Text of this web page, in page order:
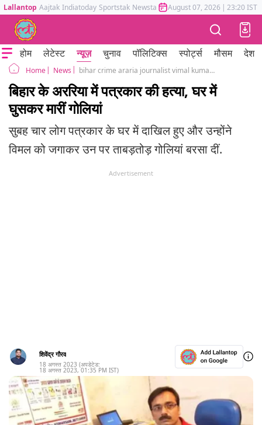
Lallantop Aajtak Indiatoday Sportstak Newstak Mumbai Tak Astrotak
August 07, 2026 | 23:20 IST
होम लेटेस्ट न्यूज़ चुनाव पॉलिटिक्स स्पोर्ट्स मौसम देश
Home News bihar crime araria journalist vimal kumar yadav shot dead in his own house by miscreants
बिहार के अररिया में पत्रकार की हत्या, घर में
घुसकर मारीं गोलियां
सुबह चार लोग पत्रकार के घर में दाखिल हुए और उन्होंने
विमल को जगाकर उन पर ताबड़तोड़ गोलियां बरसा दीं.
Advertisement
शिवेंद्र गौरव
18 अगस्त 2023 (अपडेटेड:
18 अगस्त 2023, 01:35 PM IST)